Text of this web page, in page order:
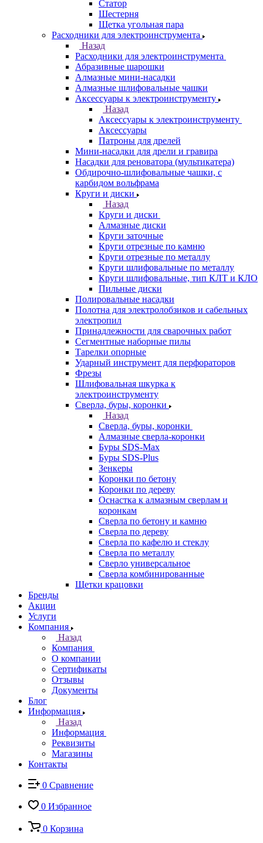
Статор
Шестерня
Щетка угольная пара
Расходники для электроинструмента
Назад
Расходники для электроинструмента
Абразивные шарошки
Алмазные мини-насадки
Алмазные шлифовальные чашки
Аксессуары к электроинструменту
Назад
Аксессуары к электроинструменту
Аксессуары
Патроны для дрелей
Мини-насадки для дрели и гравира
Насадки для реноватора (мультикатера)
Обдирочно-шлифовальные чашки, с
карбидом вольфрама
Круги и диски
Назад
Круги и диски
Алмазные диски
Круги заточные
Круги отрезные по камню
Круги отрезные по металлу
Круги шлифовальные по металлу
Круги шлифовальные, тип КЛТ и КЛО
Пильные диски
Полировальные насадки
Полотна для электролобзиков и сабельных
электропил
Принадлежности для сварочных работ
Сегментные наборные пилы
Тарелки опорные
Ударный инструмент для перфораторов
Фрезы
Шлифовальная шкурка к
электроинструменту
Сверла, буры, коронки
Назад
Сверла, буры, коронки
Алмазные сверла-коронки
Буры SDS-Max
Буры SDS-Plus
Зенкеры
Коронки по бетону
Коронки по дереву
Оснастка к алмазным сверлам и
коронкам
Сверла по бетону и камню
Сверла по дереву
Сверла по кафелю и стеклу
Сверла по металлу
Сверло универсальное
Сверла комбинированные
Щетки крацовки
Бренды
Акции
Услуги
Компания
Назад
Компания
О компании
Сертификаты
Отзывы
Документы
Блог
Информация
Назад
Информация
Реквизиты
Магазины
Контакты
0 Сравнение
0 Избранное
0 Корзина